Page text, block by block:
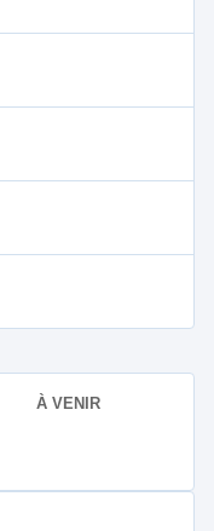
À VENIR